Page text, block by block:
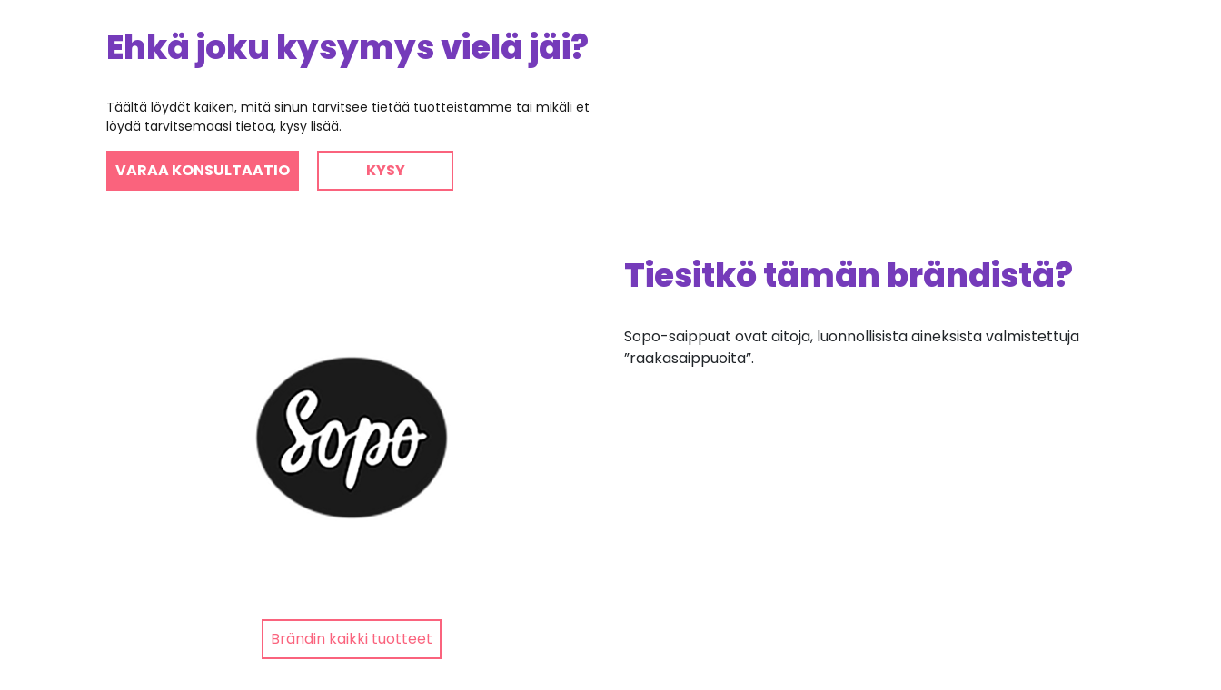
Ehkä joku kysymys vielä jäi?
Täältä löydät kaiken, mitä sinun tarvitsee tietää tuotteistamme tai mikäli et
löydä tarvitsemaasi tietoa, kysy lisää.
VARAA KONSULTAATIO KYSY
Brändin kaikki tuotteet
Tiesitkö tämän brändistä?
Sopo-saippuat ovat aitoja, luonnollisista aineksista valmistettuja
”raakasaippuoita”.